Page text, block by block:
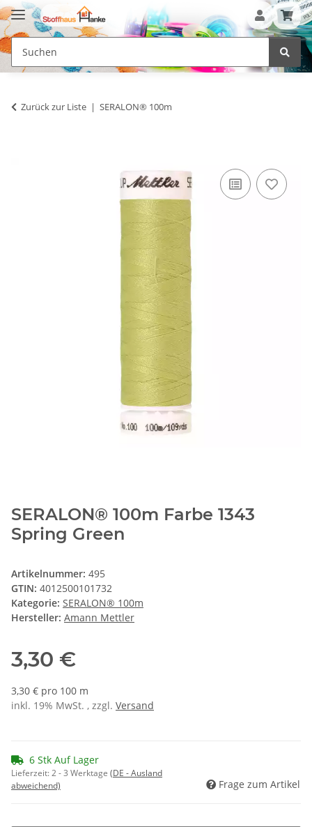
Zurück zur Liste SERALON® 100m
SERALON® 100m Farbe 1343
Spring Green
Artikelnummer: 495
GTIN: 4012500101732
Kategorie: SERALON® 100m
Hersteller: Amann Mettler
3,30 €
3,30 € pro 100 m
inkl. 19% MwSt. , zzgl. Versand
6 Stk Auf Lager
Lieferzeit:2 - 3 Werktage (DE - Ausland
abweichend)
Frage zum Artikel